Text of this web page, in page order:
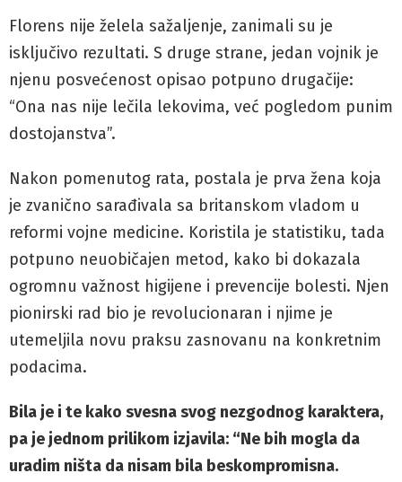
Florens nije želela sažaljenje, zanimali su je
isključivo rezultati. S druge strane, jedan vojnik je
njenu posvećenost opisao potpuno drugačije:
“Ona nas nije lečila lekovima, već pogledom punim
dostojanstva”.
Nakon pomenutog rata, postala je prva žena koja
je zvanično sarađivala sa britanskom vladom u
reformi vojne medicine. Koristila je statistiku, tada
potpuno neuobičajen metod, kako bi dokazala
ogromnu važnost higijene i prevencije bolesti. Njen
pionirski rad bio je revolucionaran i njime je
utemeljila novu praksu zasnovanu na konkretnim
podacima.
Bila je i te kako svesna svog nezgodnog karaktera,
pa je jednom prilikom izjavila: “Ne bih mogla da
uradim ništa da nisam bila beskompromisna.